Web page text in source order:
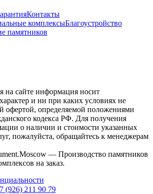
Контакты
комплексыБлагоустройство
памятников
на сайте информация носит
и ни при каких условиях не
офертой, определяемой положениями
кодекса РФ. Для получения
о наличии и стоимости указанных
пожалуйста, обращайтесь к менеджерам
— Производство памятников
на заказ.
(926) 211 90 79